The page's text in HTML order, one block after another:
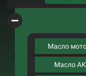
Масло
Масло